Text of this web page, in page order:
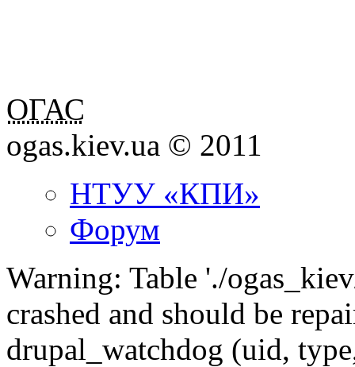
ОГАС
ogas.kiev.ua © 2011
НТУУ «КПИ»
Форум
Warning: Table './
crashed and should be
drupal_watchdog (uid,